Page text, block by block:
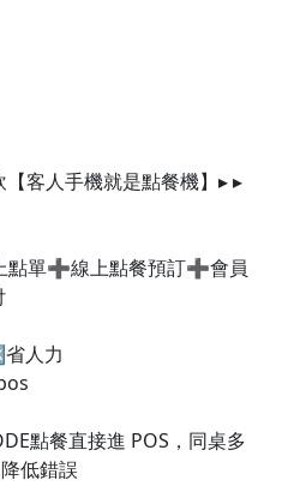
客人手機就是點餐機】▸ ▸
點單➕線上點餐預訂➕會員
人力
點餐直接進 POS，同桌多
低錯誤